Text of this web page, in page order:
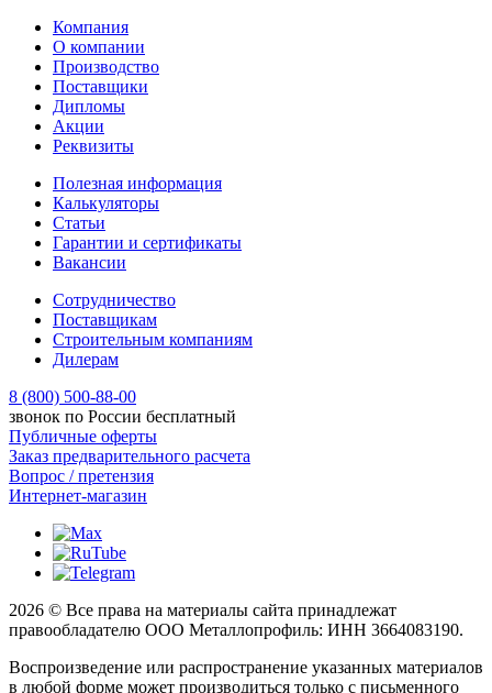
Компания
О компании
Производство
Поставщики
Дипломы
Акции
Реквизиты
Полезная информация
Калькуляторы
Статьи
Гарантии и сертификаты
Вакансии
Сотрудничество
Поставщикам
Строительным компаниям
Дилерам
8 (800) 500-88-00
звонок по России бесплатный
Публичные оферты
Заказ предварительного расчета
Вопрос / претензия
Интернет-магазин
2026 © Все права на материалы сайта принадлежат
правообладателю ООО Металлопрофиль: ИНН 3664083190.
Воспроизведение или распространение указанных материалов
в любой форме может производиться только с письменного